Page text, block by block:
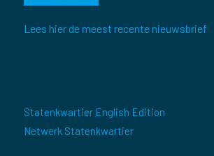
Lees hier de meest recente nieuwsbrief
Statenkwartier English Edition
Netwerk Statenkwartier